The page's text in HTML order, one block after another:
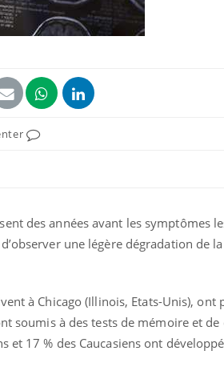
des années avant les symptômes
une légère dégradation de
à Chicago (Illinois, Etats-Unis), ont
soumis à des tests de mémoire et
et 17 % des Caucasiens ont
caries pouvaient
disparaître sans
Mains :
Youtube
faciles à aborder...
Youtube
Carence en fer :
prévenirYoutube
Fatigue, irritabilité,